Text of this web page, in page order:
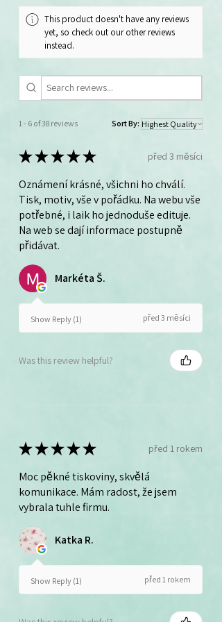
This product doesn't have any reviews
yet, so check out our other reviews
instead.
1 - 6 of 38 reviews Sort By:
★★★★★ před 3 měsíci
Oznámení krásné, všichni ho chválí.
Tisk, motiv, vše v pořádku. Na webu vše
potřebné, i laik ho jednoduše edituje.
Na web se dají informace postupně
přidávat.
Markéta Š.
Show Reply (1) před 3 měsíci
Was this review helpful?
★★★★★ před 1 rokem
Moc pěkné tiskoviny, skvělá
komunikace. Mám radost, že jsem
vybrala tuhle firmu.
Katka R.
Show Reply (1) před 1 rokem